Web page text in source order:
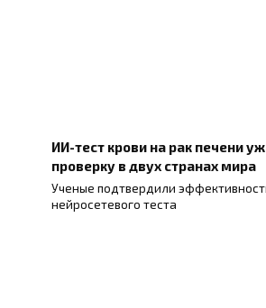
ИИ-тест крови на рак печени
проверку в двух странах мира
Ученые подтвердили
нейросетевого теста